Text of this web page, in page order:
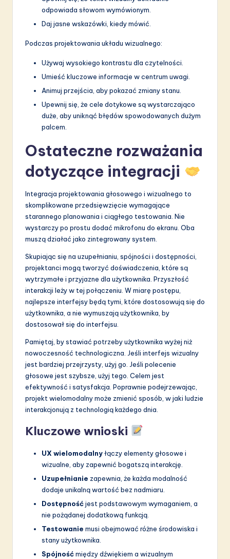
odpowiada słowom wymówionym.
Daj jasne wskazówki, kiedy mówić.
Podczas projektowania układu wizualnego:
Używaj wysokiego kontrastu dla czytelności.
Umieść kluczowe informacje w centrum uwagi.
Animuj przejścia, aby pokazać zmiany stanu.
Upewnij się, że cele dotykowe są wystarczająco
duże, aby uniknąć błędów spowodowanych dużym
palcem.
Ostateczne rozważania
dotyczące integracji
Integracja projektowania głosowego i wizualnego to
skomplikowane przedsięwzięcie wymagające
starannego planowania i ciągłego testowania. Nie
wystarczy po prostu dodać mikrofonu do ekranu. Oba
muszą działać jako zintegrowany system.
Skupiając się na uzupełnianiu, spójności i dostępności,
projektanci mogą tworzyć doświadczenia, które są
wytrzymałe i przyjazne dla użytkownika. Przyszłość
interakcji leży w tej połączeniu. W miarę postępu,
najlepsze interfejsy będą tymi, które dostosowują się do
użytkownika, a nie wymuszają użytkownika, by
dostosował się do interfejsu.
Pamiętaj, by stawiać potrzeby użytkownika wyżej niż
nowoczesność technologiczna. Jeśli interfejs wizualny
jest bardziej przejrzysty, użyj go. Jeśli polecenie
głosowe jest szybsze, użyj tego. Celem jest
efektywność i satysfakcja. Poprawnie podejrzewając,
projekt wielomodalny może zmienić sposób, w jaki ludzie
interakcjonują z technologią każdego dnia.
Kluczowe wnioski
UX wielomodalnyłączy elementy głosowe i
wizualne, aby zapewnić bogatszą interakcję.
Uzupełnianie zapewnia, że każda modalność
dodaje unikalną wartość bez nadmiaru.
Dostępnośćjest podstawowym wymaganiem, a
nie pożądanej dodatkową funkcją.
Testowanie musi obejmować różne środowiska i
stany użytkownika.
Spójnośćmiędzy dźwiękiem a wizualnym